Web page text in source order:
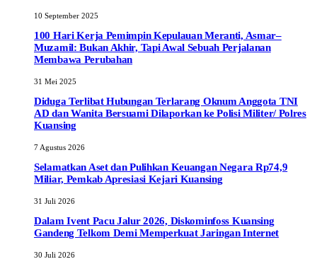
10 September 2025
100 Hari Kerja Pemimpin Kepulauan Meranti, Asmar–
Muzamil: Bukan Akhir, Tapi Awal Sebuah Perjalanan
Membawa Perubahan
31 Mei 2025
Diduga Terlibat Hubungan Terlarang Oknum Anggota TNI
AD dan Wanita Bersuami Dilaporkan ke Polisi Militer/ Polres
Kuansing
7 Agustus 2026
Selamatkan Aset dan Pulihkan Keuangan Negara Rp74,9
Miliar, Pemkab Apresiasi Kejari Kuansing
31 Juli 2026
Dalam Ivent Pacu Jalur 2026, Diskominfoss Kuansing
Gandeng Telkom Demi Memperkuat Jaringan Internet
30 Juli 2026